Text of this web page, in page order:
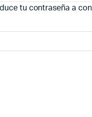
tu contraseña a